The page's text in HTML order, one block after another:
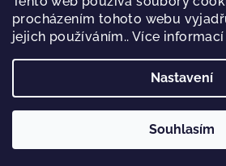
procházením tohoto webu
jejich používáním.. Více informací
Nastavení
Souhlasím
si má dotyčný zákazník nebo klient
Vytvořil